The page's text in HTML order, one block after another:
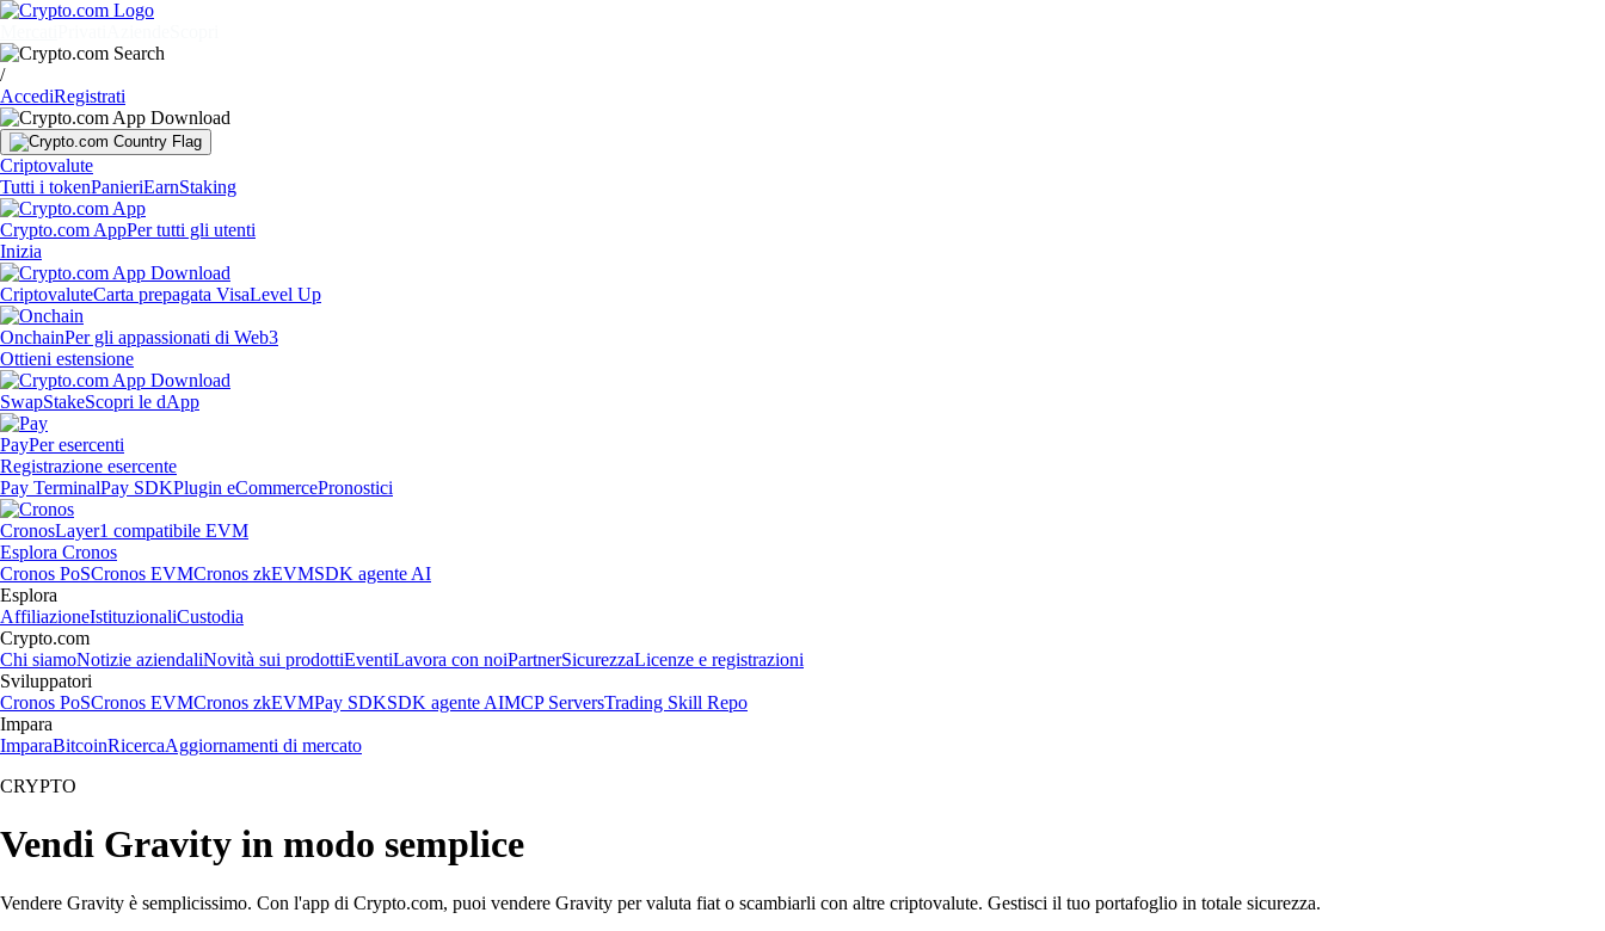
/
AccediRegistrati
Criptovalute
Tutti i tokenPanieriEarnStaking
Crypto.com AppPer tutti gli utenti
Inizia
CriptovaluteCarta prepagata VisaLevel Up
OnchainPer gli appassionati di Web3
Ottieni estensione
SwapStakeScopri le dApp
PayPer esercenti
Registrazione esercente
Pay TerminalPay SDKPlugin eCommercePronostici
CronosLayer1 compatibile EVM
Esplora Cronos
Cronos PoSCronos EVMCronos zkEVMSDK agente AI
Esplora
AffiliazioneIstituzionaliCustodia
Crypto.com
Chi siamoNotizie aziendaliNovità sui prodottiEventiLavora con noiPartnerSicurezzaLicenze e registrazioni
Sviluppatori
Cronos PoSCronos EVMCronos zkEVMPay SDKSDK agente AIMCP ServersTrading Skill Repo
Impara
ImparaBitcoinRicercaAggiornamenti di mercato
CRYPTO
Vendi Gravity in modo semplice
Vendere Gravity è semplicissimo. Con l'app di Crypto.com, puoi vendere Gravity per valuta fiat o scambiarli con altre criptovalute. Gestisci il tuo portafoglio in totale sicurezza.